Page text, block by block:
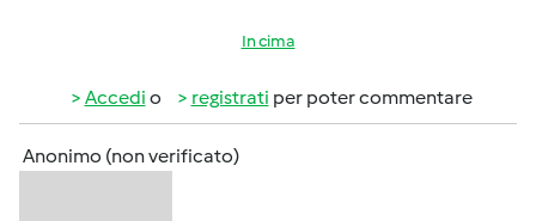
In cima
Accedi o registrati per poter commentare
Anonimo (non verificato)